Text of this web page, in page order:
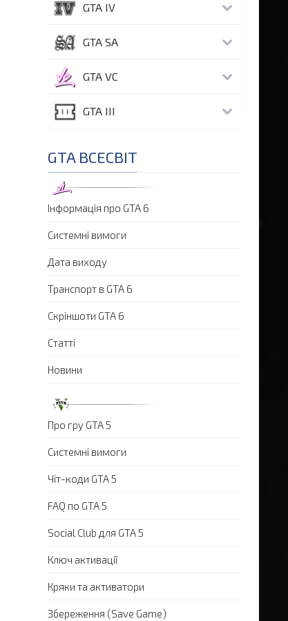
GTA IV
GTA SA
GTA VC
GTA III
GTA ВСЕСВІТ
Інформація про GTA 6
Системні вимоги
Дата виходу
Транспорт в GTA 6
Скріншоти GTA 6
Статті
Новини
Про гру GTA 5
Системні вимоги
Чіт-коди GTA 5
FAQ по GTA 5
Social Club для GTA 5
Ключ активації
Кряки та активатори
Збереження (Save Game)